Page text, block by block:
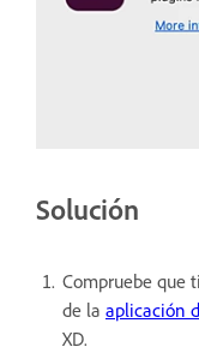
Solución
Compruebe que
de la aplicación
XD.